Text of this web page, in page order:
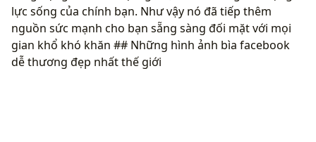
lực sống của chính bạn. Như vậy nó đã tiếp thêm
nguồn sức mạnh cho bạn sẵng sàng đối mặt với mọi
gian khổ khó khăn ## Những hình ảnh bìa facebook
dễ thương đẹp nhất thế giới